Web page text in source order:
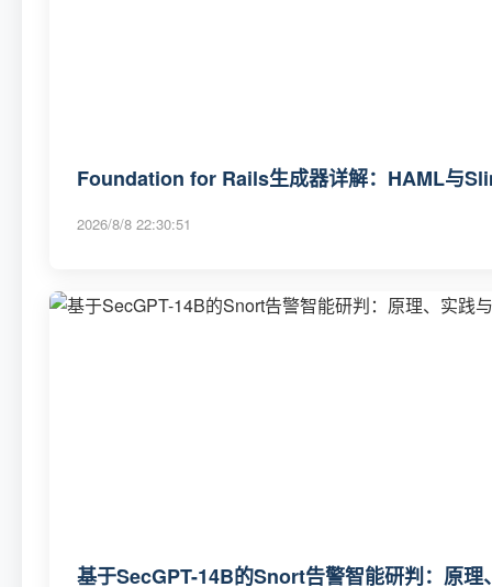
Foundation for Rails生成器详解：HAML与
2026/8/8 22:30:51
基于SecGPT-14B的Snort告警智能研判：原理